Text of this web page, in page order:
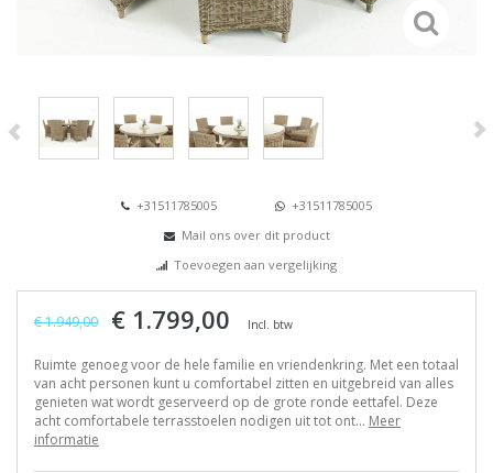
+31511785005
+31511785005
Mail ons over dit product
Toevoegen aan vergelijking
€ 1.949,00 € 1.799,00 Incl. btw
Ruimte genoeg voor de hele familie en vriendenkring. Met een totaal
van acht personen kunt u comfortabel zitten en uitgebreid van alles
genieten wat wordt geserveerd op de grote ronde eettafel. Deze
acht comfortabele terrasstoelen nodigen uit tot ont... Meer
informatie